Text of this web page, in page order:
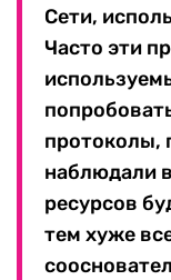
Сети,
Часто эти
протоколы,
наблюдали
ресурсов
тем хуже